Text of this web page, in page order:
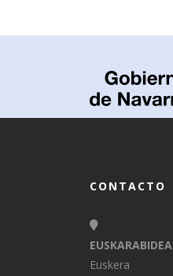
CONTACTO
EUSKARABIDEA
Euskera